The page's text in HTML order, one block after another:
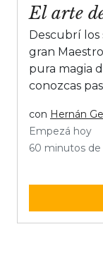
El arte
Descubrí los
gran
pura magia
conozcas
con Hernán
Empezá hoy
60 minutos